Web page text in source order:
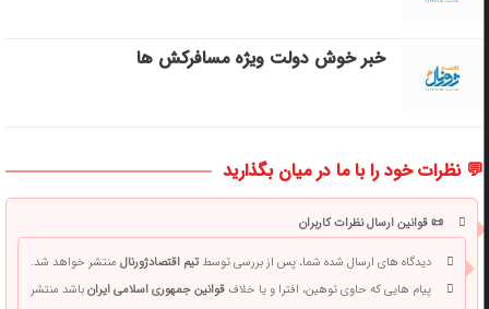
خبر خوش دولت ویژه مسافرکش‌ ها
💬 نظرات خود را با ما در میان بگذارید
📜 قوانین ارسال نظرات کاربران
دیدگاه های ارسال شده شما، پس از بررسی توسطتیم اقتصادژورنالمنتشر خواهد شد.
پیام هایی که حاوی توهین، افترا و یا خلافقوانین جمهوری اسلامی ایرانباشد منتشر